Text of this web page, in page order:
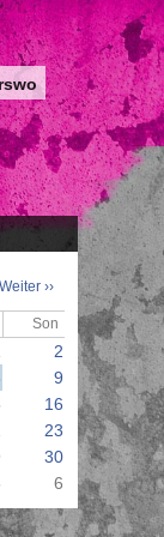
Weiter ››
Son
2
9
16
23
30
6